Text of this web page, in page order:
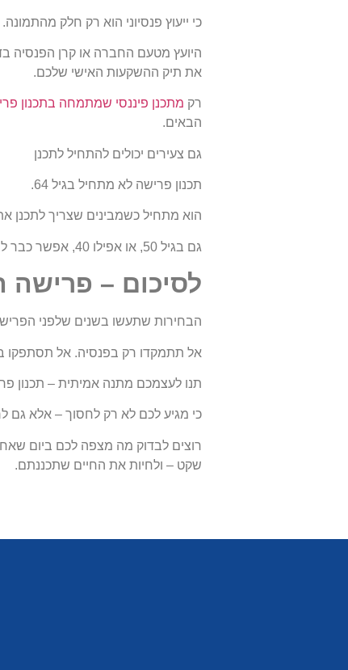
כי ייעוץ פנסיוני הוא רק חלק מהתמונה.
היועץ מטעם החברה או קרן הפנסיה
את תיק ההשקעות האישי שלכם.
רק מתכנן פיננסי שמתמחה בתכנון
הבאים.
גם צעירים יכולים להתחיל לתכנן
תכנון פרישה לא מתחיל בגיל 64.
הוא מתחיל כשמבינים שצריך לתכנן
גם בגיל 50, או אפילו 40, אפשר כבר לבנות תשתית שתאפשר פרישה מסודרת, חכמה ונעימה.
לסיכום –
הבחירות שתעשו בשנים שלפני
אל תתמקדו רק בפנסיה. אל תסתפקו
תנו לעצמכם מתנה אמיתית – תכנון
כי מגיע לכם לא רק לחסוך – אלא גם
רוצים לבדוק מה מצפה לכם ביום
שקט – ולחיות את החיים שתכננתם.